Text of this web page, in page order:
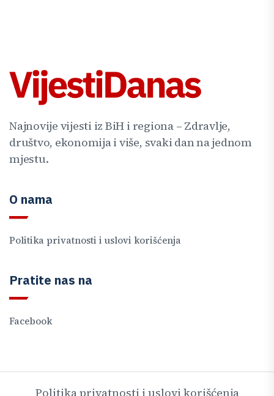
Najnovije vijesti iz BiH i regiona – Zdravlje,
društvo, ekonomija i više, svaki dan na jednom
mjestu.
O nama
Politika privatnosti i uslovi korišćenja
Pratite nas na
Facebook
Politika privatnosti i uslovi korišćenja